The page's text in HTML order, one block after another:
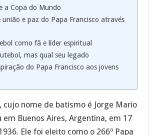
a Copa do Mundo
e paz do Papa Francisco através
como fã e líder espiritual
mas qual seu legado
do Papa Francisco aos jovens
cujo nome de batismo é Jorge Mario
em Buenos Aires, Argentina, em 17
Ele foi eleito como o 266º Papa